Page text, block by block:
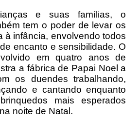
e suas famílias, o
tem o poder de levar os
à infância, envolvendo todos
encanto e sensibilidade. O
em quatro anos de
a fábrica de Papai Noel a
os duendes trabalhando,
e cantando enquanto
mais esperados
noite de Natal.